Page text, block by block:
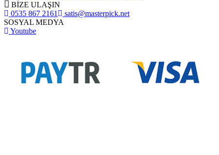
BİZE ULAŞIN
0535 867 2161
satis@masterpick.net
SOSYAL MEDYA
Youtube